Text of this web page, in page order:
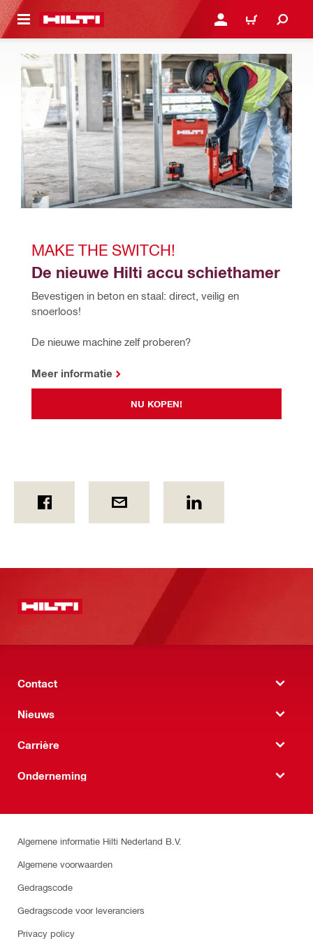
HOOFDINHOUD AANMELDEN OF
WINKELWAGEN
MAKE THE SWITCH!
De nieuwe Hilti accu schiethamer
Bevestigen in beton en staal: direct, veilig en
snoerloos!
De nieuwe machine zelf proberen?
Meer informatie
NU KOPEN!
Contact
Nieuws
Carrière
Onderneming
Algemene informatie Hilti Nederland B.V.
Algemene voorwaarden
Gedragscode
Gedragscode voor leveranciers
Privacy policy